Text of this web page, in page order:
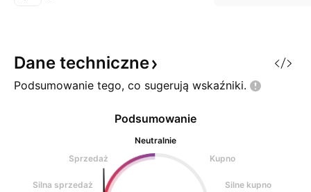
Jednak
Dane techniczne
Podsumowanie tego, co sugerują wskaźniki.
Podsumowanie
Neutralnie
Sprzedaż
Kupno
Silna sprzedaż Silne kupno